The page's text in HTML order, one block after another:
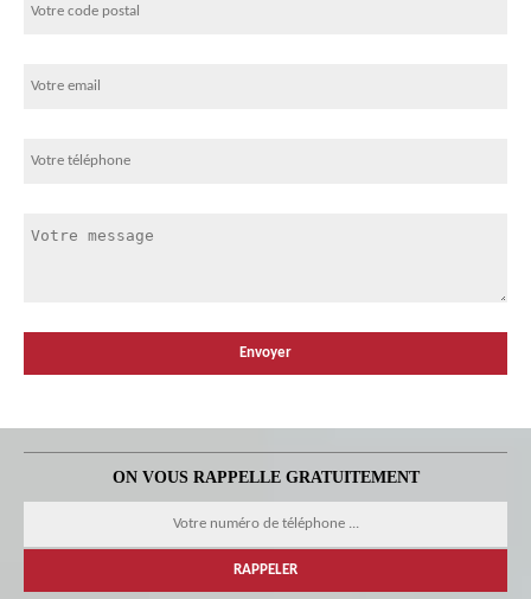
ON VOUS RAPPELLE GRATUITEMENT